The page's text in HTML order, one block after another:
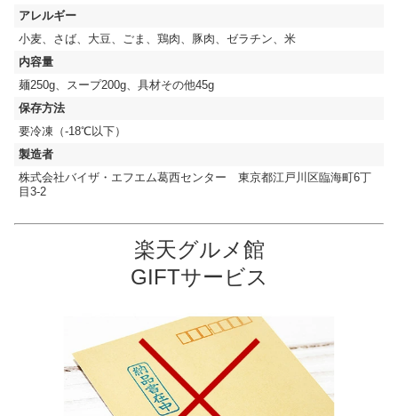
アレルギー
小麦、さば、大豆、ごま、鶏肉、豚肉、ゼラチン、米
内容量
麺250g、スープ200g、具材その他45g
保存方法
要冷凍（-18℃以下）
製造者
株式会社バイザ・エフエム葛西センター 東京都江戸川区臨海町6丁
目3-2
楽天グルメ館
GIFTサービス